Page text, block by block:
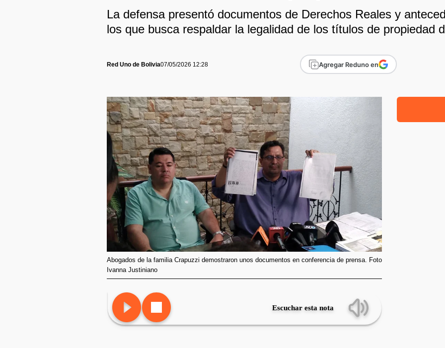
La defensa presentó documentos de Derechos Reales y
los que busca respaldar la legalidad de los títulos de propiedad
Red Uno de Bolivia07/05/2026 12:28 Agregar Reduno en
Abogados de la familia Crapuzzi demostraron unos documentos en conferencia de prensa. Foto
Ivanna Justiniano
Escuchar esta nota